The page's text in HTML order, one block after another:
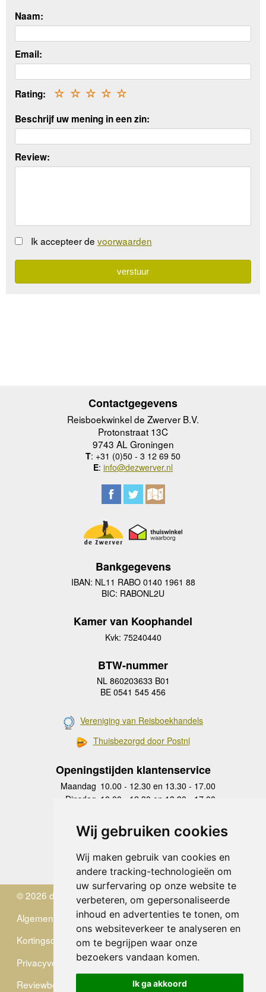
Wij gebruiken cookies
Wij maken gebruik van cookies en
andere tracking-technologieën om
uw surfervaring op onze website te
verbeteren, om gepersonaliseerde
inhoud en advertenties te tonen, om
ons websiteverkeer te analyseren en
om te begrijpen waar onze
bezoekers vandaan komen.
Ik ga akkoord
Naam:
Email:
Rating: ☆
☆
☆
☆
☆
Beschrijf uw mening in een zin:
Review:
Ik accepteer de voorwaarden
Contactgegevens
Reisboekwinkel de Zwerver B.V.
Protonstraat 13C
9743 AL Groningen
T: +31 (0)50 - 3 12 69 50
E: info@dezwerver.nl
Bankgegevens
IBAN: NL11 RABO 0140 1961 88
BIC: RABONL2U
Kamer van Koophandel
Kvk: 75240440
BTW-nummer
NL 860203633 B01
BE 0541 545 456
Vereniging van Reisboekhandels
Thuisbezorgd door Postnl
Openingstijden klantenservice
Maandag 10.00 - 12.30 en 13.30 - 17.00
Dinsdag 10.00 - 12.30 en 13.30 - 17.00
Donderdag
10.00 - 12.30 en 13.30 - 17.00
Vrijdag 10.00 - 12.30 en 13.30 - 17.00
Zaterdag
gesloten
Zondag gesloten
© 2026 de Zwerver
Algemene Voorwaarden
Kortingscode
Privacyverklaring
Reviewbeleid